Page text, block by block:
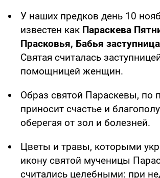
У наших предков день 10
известен как Параскева
Прасковья, Бабья
Святая считалась
помощницей женщин.
Образ святой Параскевы, по
приносит счастье и
оберегая от зол и болезней.
Цветы и травы, которыми
икону святой мученицы
считались целебными: при